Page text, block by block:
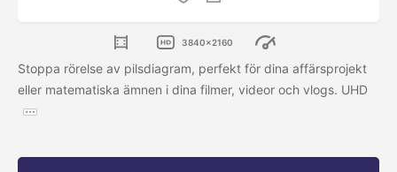
3840x2160
Stoppa rörelse av pilsdiagram, perfekt för dina affärsprojekt
eller matematiska ämnen i dina filmer, videor och vlogs. UHD